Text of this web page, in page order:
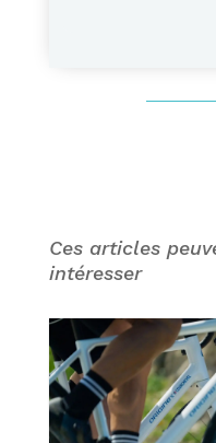
Ces articles
intéresser